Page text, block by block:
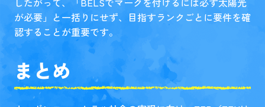
が必要」と一括りにせず、目指すランクごとに要件を確
認することが重要です。
まとめ